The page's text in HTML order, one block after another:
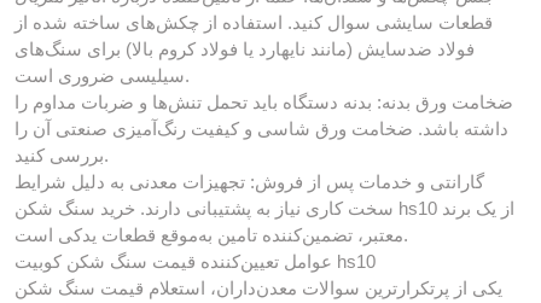
قطعات سایشی سوال کنید. استفاده از چکش‌های ساخته شده از
فولاد ضدسایش (مانند نایهارد یا فولاد کروم بالا) برای سنگ‌های
سیلیسی ضروری است.
ضخامت ورق بدنه: بدنه دستگاه باید تحمل تنش‌ها و ضربات مداوم را
داشته باشد. ضخامت ورق شاسی و کیفیت رنگ‌آمیزی صنعتی آن را
بررسی کنید.
گارانتی و خدمات پس از فروش: تجهیزات معدنی به دلیل شرایط
سخت کاری نیاز به پشتیبانی دارند. خرید سنگ شکن hs10 از یک برند
معتبر، تضمین‌کننده تامین به‌موقع قطعات یدکی است.
عوامل تعیین‌کننده قیمت سنگ شکن کوبیت hs10
یکی از پرتکرارترین سوالات معدن‌داران، استعلام قیمت سنگ شکن